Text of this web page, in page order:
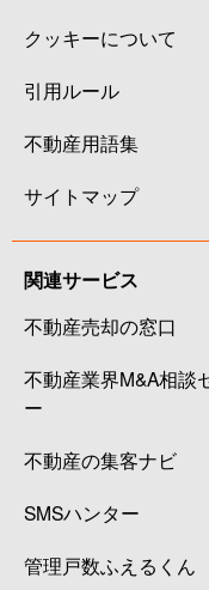
クッキーについて
引用ルール
不動産用語集
サイトマップ
関連サービス
不動産売却の窓口
不動産業界M&A相談
ー
不動産の集客ナビ
SMSハンター
管理戸数ふえるくん